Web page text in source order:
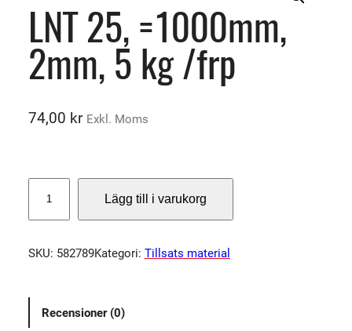
LNT 25, =1000mm,
2mm, 5 kg /frp
74,00 kr Exkl. Moms
T
5
=
Lägg till i varukorg
SKU: 582789Kategori: Tillsats material
Recensioner (0)